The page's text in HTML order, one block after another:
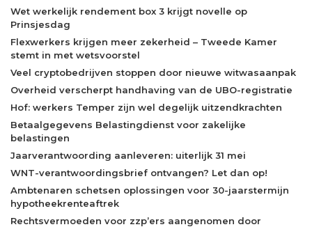
Wet werkelijk rendement box 3 krijgt novelle op
Prinsjesdag
Flexwerkers krijgen meer zekerheid – Tweede Kamer
stemt in met wetsvoorstel
Veel cryptobedrijven stoppen door nieuwe witwasaanpak
Overheid verscherpt handhaving van de UBO-registratie
Hof: werkers Temper zijn wel degelijk uitzendkrachten
Betaalgegevens Belastingdienst voor zakelijke
belastingen
Jaarverantwoording aanleveren: uiterlijk 31 mei
WNT-verantwoordingsbrief ontvangen? Let dan op!
Ambtenaren schetsen oplossingen voor 30-jaarstermijn
hypotheekrenteaftrek
Rechtsvermoeden voor zzp’ers aangenomen door